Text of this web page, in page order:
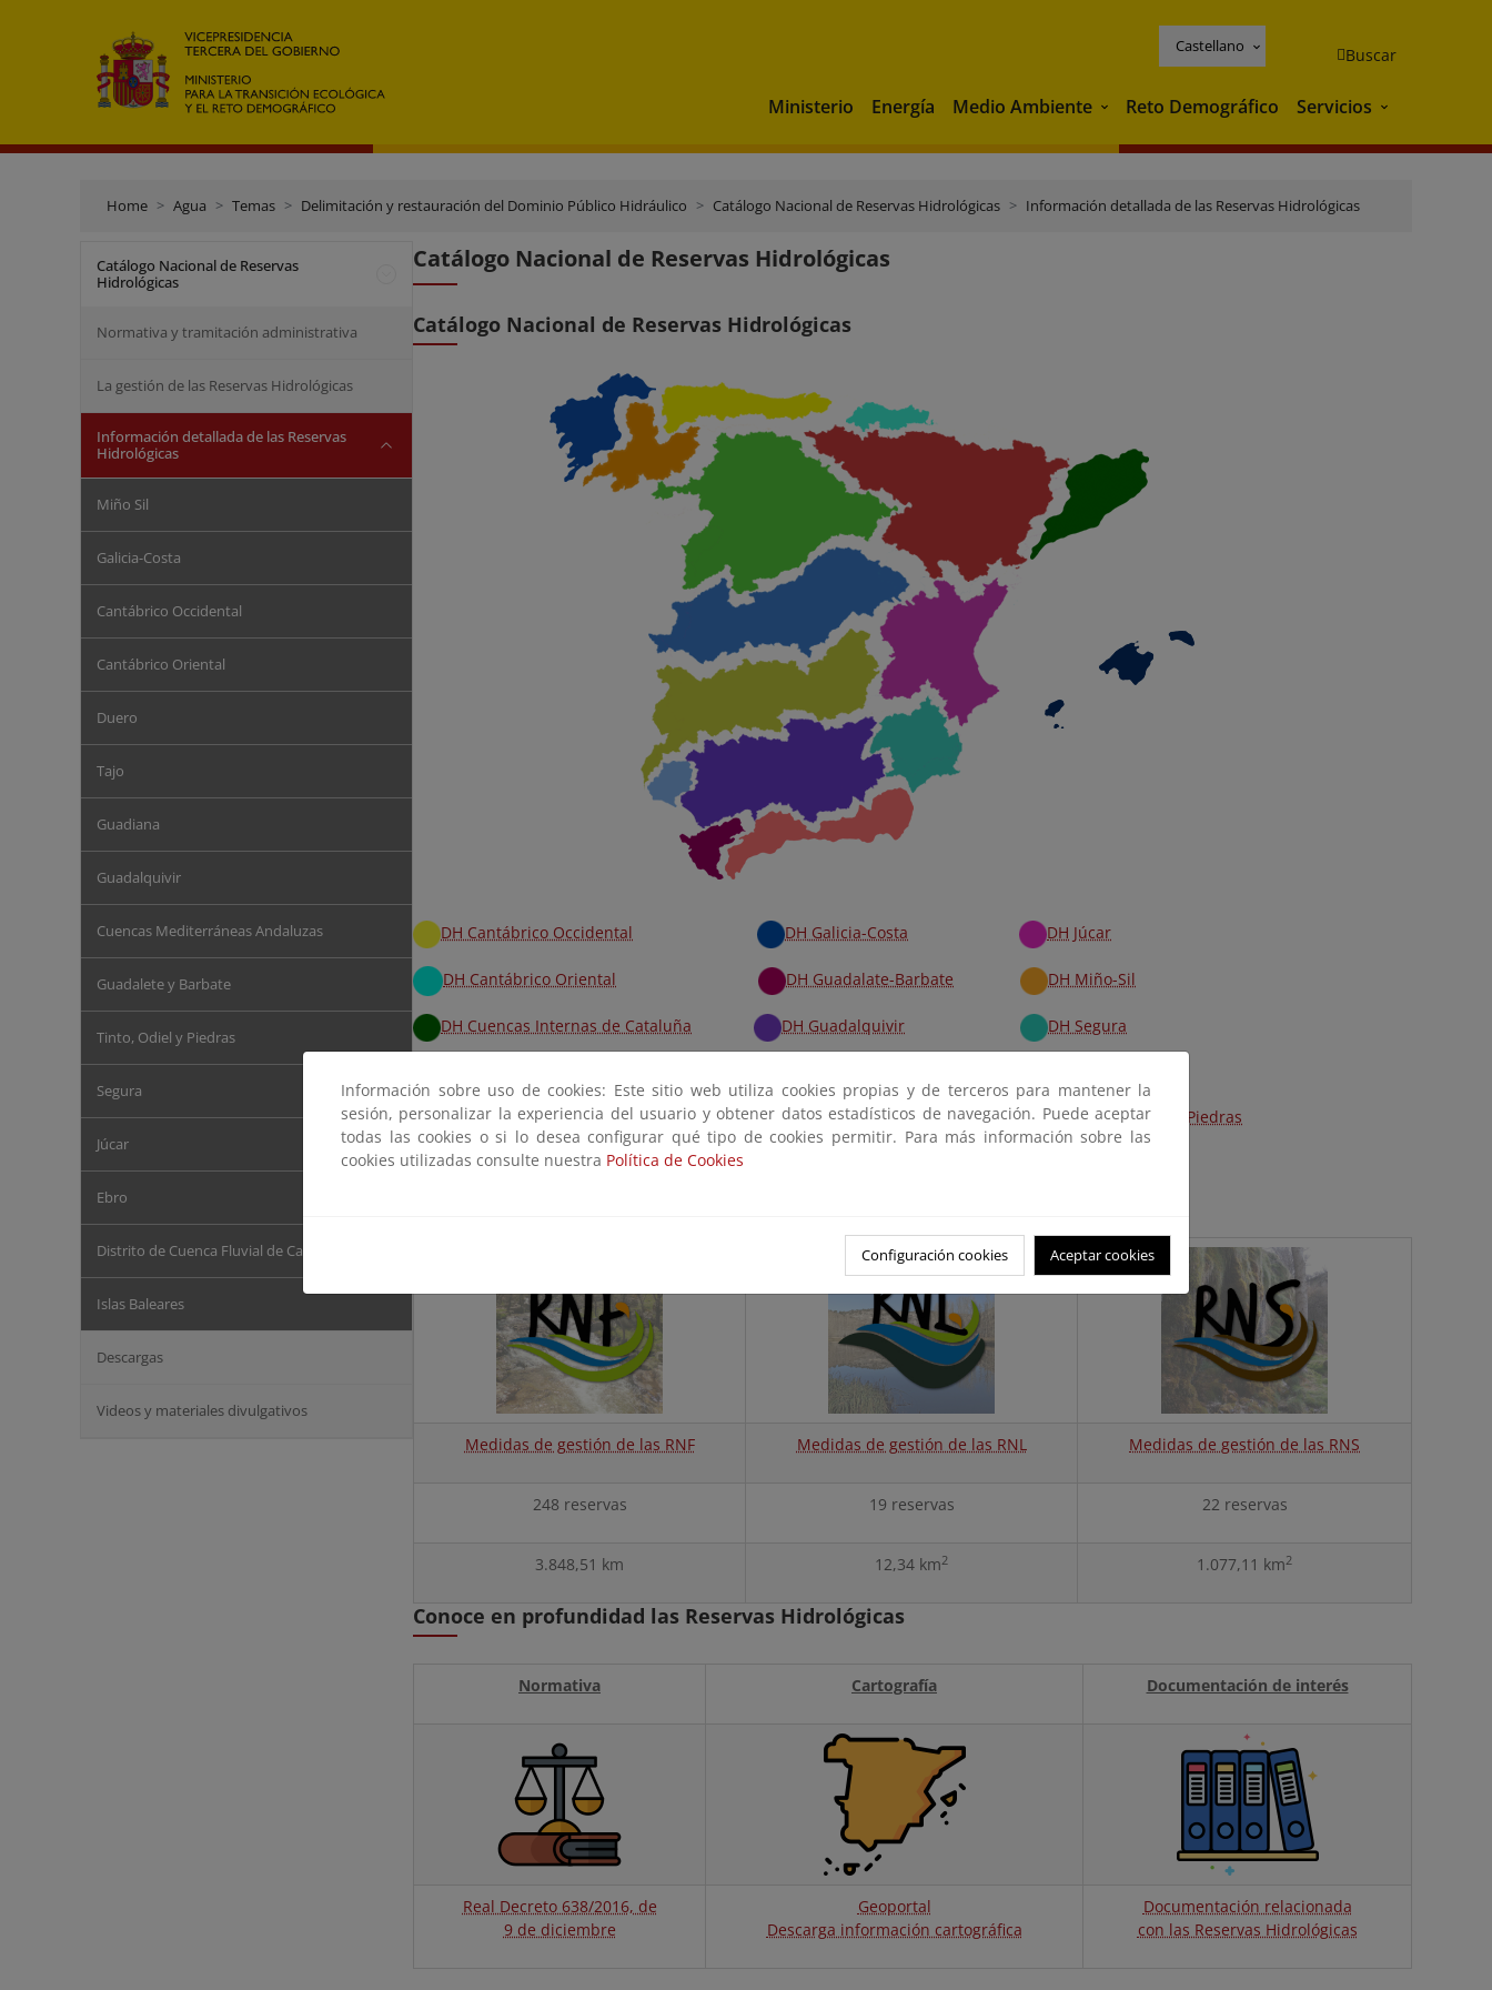
Castellano Buscar
Ministerio Energía Medio Ambiente Medio Ambiente
Reto Demográfico Servicios Servicios
Home Agua Temas Delimitación y restauración del Dominio Público Hidráulico Catálogo Nacional de Reservas Hidrológicas Información detallada de las Reservas Hidrológicas
Catálogo Nacional de Reservas
Hidrológicas
Normativa y tramitación administrativa
La gestión de las Reservas Hidrológicas
Información detallada de las Reservas
Hidrológicas
Miño Sil
Galicia-Costa
Cantábrico Occidental
Cantábrico Oriental
Duero
Tajo
Guadiana
Guadalquivir
Cuencas Mediterráneas Andaluzas
Guadalete y Barbate
Tinto, Odiel y Piedras
Segura
Júcar
Ebro
Distrito de Cuenca Fluvial de Cataluña
Islas Baleares
Descargas
Videos y materiales divulgativos
Catálogo Nacional de Reservas Hidrológicas
Catálogo Nacional de Reservas Hidrológicas
DH Cantábrico Occidental DH Galicia-Costa DH Júcar
DH Cantábrico Oriental DH Guadalate-Barbate DH Miño-Sil
DH Cuencas Internas de Cataluña DH Guadalquivir DH Segura
DH Duero DH Islas Baleares DH Tinto, Odiel y Piedras
DH Ebro
Medidas de gestión de las RNF Medidas de gestión de las RNL Medidas de gestión de las RNS
248 reservas 19 reservas 22 reservas
3.848,51 km 12,34 km2 1.077,11 km2
Conoce en profundidad las Reservas Hidrológicas
Normativa Cartografía Documentación de interés
Real Decreto 638/2016, de
9 de diciembre
Geoportal
Descarga información cartográfica
Documentación relacionada
con las Reservas Hidrológicas
Información sobre uso de cookies: Este sitio web utiliza cookies propias y de terceros para mantener la
sesión, personalizar la experiencia del usuario y obtener datos estadísticos de navegación. Puede aceptar
todas las cookies o si lo desea configurar qué tipo de cookies permitir. Para más información sobre las
cookies utilizadas consulte nuestra Política de Cookies
Configuración cookies Aceptar cookies